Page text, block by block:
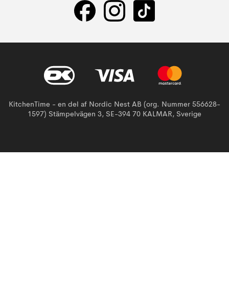
KitchenTime - en del af Nordic Nest AB (org. Nummer 556628-
1597) Stämpelvägen 3, SE-394 70 KALMAR, Sverige